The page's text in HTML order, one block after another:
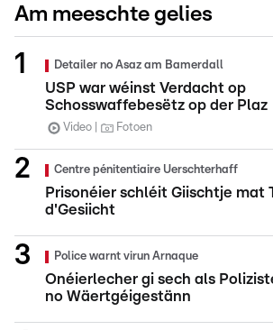
Am meeschte gelies
Detailer no Asaz am Bamerdall
USP war wéinst Verdacht op
Schosswaffebesëtz op der Plaz
Video Fotoen
Centre pénitentiaire Uerschterhaff
Prisonéier schléit Giischtje mat
d'Gesiicht
Police warnt virun Arnaque
Onéierlecher gi sech als
no Wäertgéigestänn